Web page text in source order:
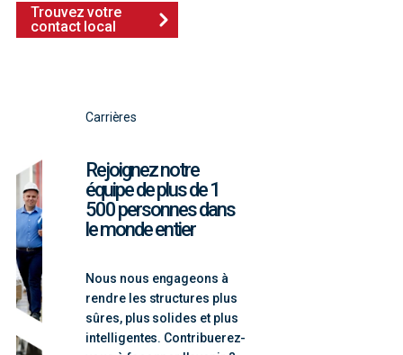
Trouvez votre
contact local
Carrières
Rejoignez notre
équipe de plus de 1
500 personnes dans
le monde entier
Nous nous engageons à
rendre les structures plus
sûres, plus solides et plus
intelligentes. Contribuerez-